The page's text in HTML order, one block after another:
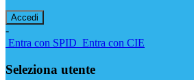
-
Entra con SPID Entra con CIE
Seleziona utente